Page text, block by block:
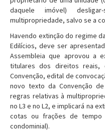
daquele imóvel)
multipropriedade, salvo se a
Havendo extinção do regime
Edilícios, deve ser
Assembleia que aprovou a
titulares dos direitos reais,
Convenção, edital de
novo texto da Convenção
regras relativas à
no L3 e no L2, e implicará na
cotas ou frações de tempo
condominial).